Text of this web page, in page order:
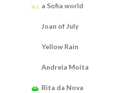
a Sofia world
Joan of July
Yellow Rain
Andreia Moita
Rita da Nova